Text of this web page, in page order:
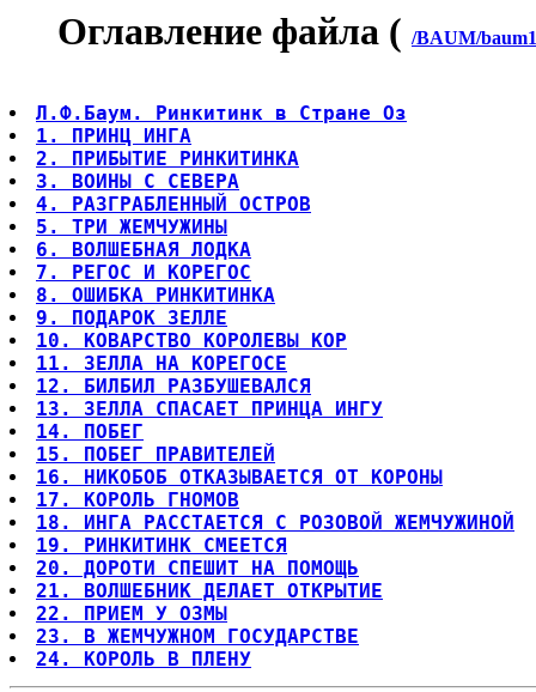
Оглавление файла ( /BAUM/
Л.Ф.Баум. Ринкитинк в Стране Оз
1. ПРИНЦ ИНГА
2. ПРИБЫТИЕ РИНКИТИНКА
3. ВОИНЫ С СЕВЕРА
4. РАЗГРАБЛЕННЫЙ ОСТРОВ
5. ТРИ ЖЕМЧУЖИНЫ
6. ВОЛШЕБНАЯ ЛОДКА
7. РЕГОС И КОРЕГОС
8. ОШИБКА РИНКИТИНКА
9. ПОДАРОК ЗЕЛЛЕ
10. КОВАРСТВО КОРОЛЕВЫ КОР
11. ЗЕЛЛА НА КОРЕГОСЕ
12. БИЛБИЛ РАЗБУШЕВАЛСЯ
13. ЗЕЛЛА СПАСАЕТ ПРИНЦА ИНГУ
14. ПОБЕГ
15. ПОБЕГ ПРАВИТЕЛЕЙ
16. НИКОБОБ ОТКАЗЫВАЕТСЯ ОТ КОРОНЫ
17. КОРОЛЬ ГНОМОВ
18. ИНГА РАССТАЕТСЯ С РОЗОВОЙ ЖЕМЧУЖИНОЙ
19. РИНКИТИНК СМЕЕТСЯ
20. ДОРОТИ СПЕШИТ НА ПОМОЩЬ
21. ВОЛШЕБНИК ДЕЛАЕТ ОТКРЫТИЕ
22. ПРИЕМ У ОЗМЫ
23. В ЖЕМЧУЖНОМ ГОСУДАРСТВЕ
24. КОРОЛЬ В ПЛЕНУ